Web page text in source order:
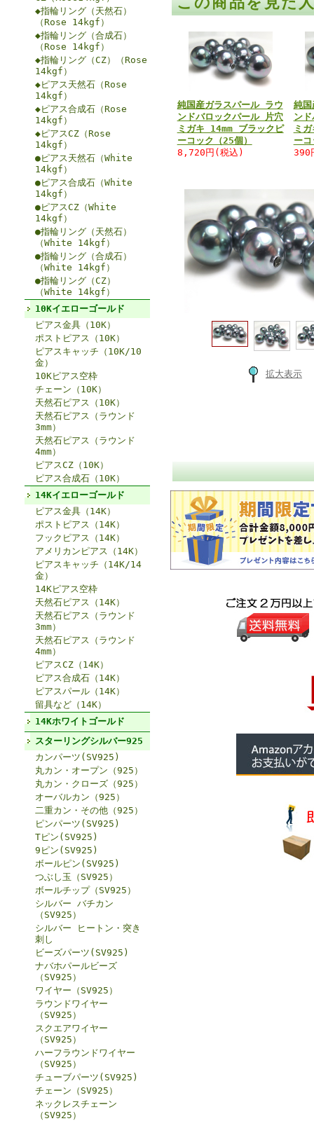
◆指輪リング（天然石）
（Rose 14kgf）
◆指輪リング（合成石）
（Rose 14kgf）
◆指輪リング（CZ）（Rose
14kgf）
◆ピアス天然石（Rose
14kgf）
◆ピアス合成石（Rose
14kgf）
◆ピアスCZ（Rose
14kgf）
●ピアス天然石（White
14kgf）
●ピアス合成石（White
14kgf）
●ピアスCZ（White
14kgf）
●指輪リング（天然石）
（White 14kgf）
●指輪リング（合成石）
（White 14kgf）
●指輪リング（CZ）
（White 14kgf）
10Kイエローゴールド
ピアス金具（10K）
ポストピアス（10K）
ピアスキャッチ（10K/10
金）
10Kピアス空枠
チェーン（10K）
天然石ピアス（10K）
天然石ピアス（ラウンド
3mm）
天然石ピアス（ラウンド
4mm）
ピアスCZ（10K）
ピアス合成石（10K）
14Kイエローゴールド
ピアス金具（14K）
ポストピアス（14K）
フックピアス（14K）
アメリカンピアス（14K）
ピアスキャッチ（14K/14
金）
14Kピアス空枠
天然石ピアス（14K）
天然石ピアス（ラウンド
3mm）
天然石ピアス（ラウンド
4mm）
ピアスCZ（14K）
ピアス合成石（14K）
ピアスパール（14K）
留具など（14K）
14Kホワイトゴールド
スターリングシルバー925
カンパーツ(SV925)
丸カン・オープン（925）
丸カン・クローズ（925）
オーバルカン（925）
二重カン・その他（925）
ピンパーツ(SV925)
Tピン(SV925)
9ピン(SV925)
ボールピン(SV925)
つぶし玉（SV925）
ボールチップ（SV925）
シルバー バチカン
（SV925）
シルバー ヒートン・突き
刺し
ビーズパーツ(SV925)
ナバホパールビーズ
（SV925）
ワイヤー（SV925）
ラウンドワイヤー
（SV925）
スクエアワイヤー
（SV925）
ハーフラウンドワイヤー
（SV925）
チューブパーツ(SV925)
チェーン（SV925）
ネックレスチェーン
（SV925）
純国産ガラスパール ラウ
ンドバロックパール 片穴
ミガキ 14mm ブラックピ
ーコック（25個）
8,720円(税込)
純
ン
ミ
ー
390
拡大表示